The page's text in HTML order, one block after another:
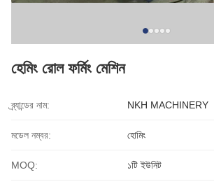
হেমিং রোল ফর্মিং মেশিন
ব্র্যান্ডের নাম: NKH MACHINERY
মডেল নম্বর: হোমিং
MOQ: ১টি ইউনিট